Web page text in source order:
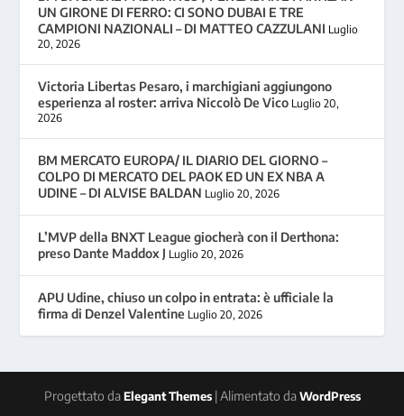
UN GIRONE DI FERRO: CI SONO DUBAI E TRE
CAMPIONI NAZIONALI – DI MATTEO CAZZULANI Luglio
20, 2026
Victoria Libertas Pesaro, i marchigiani aggiungono
esperienza al roster: arriva Niccolò De Vico Luglio 20,
2026
BM MERCATO EUROPA/ IL DIARIO DEL GIORNO –
COLPO DI MERCATO DEL PAOK ED UN EX NBA A
UDINE – DI ALVISE BALDAN Luglio 20, 2026
L’MVP della BNXT League giocherà con il Derthona:
preso Dante Maddox J Luglio 20, 2026
APU Udine, chiuso un colpo in entrata: è ufficiale la
firma di Denzel Valentine Luglio 20, 2026
Progettato daElegant Themes| Alimentato daWordPress